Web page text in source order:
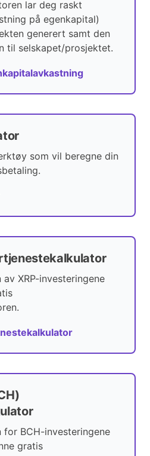
lar deg raskt
på egenkapital)
generert samt den
til selskapet/prosjektet.
som vil beregne din
XRP-investeringene
for BCH-investeringene
gratis